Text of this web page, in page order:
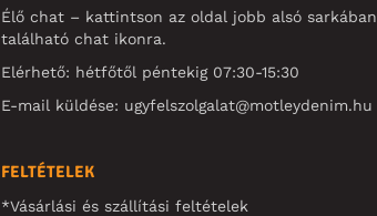
Élő chat – kattintson az oldal jobb alsó sarkában
található chat ikonra.
Elérhető: hétfőtől péntekig 07:30-15:30
E-mail küldése: ugyfelszolgalat@motleydenim.hu
FELTÉTELEK
*Vásárlási és szállítási feltételek